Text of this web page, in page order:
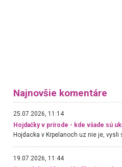
Najnovšie komentáre
25.07.2026, 11:14
Hojdačky v prírode - kde všade sú
19.07.2026, 11:44